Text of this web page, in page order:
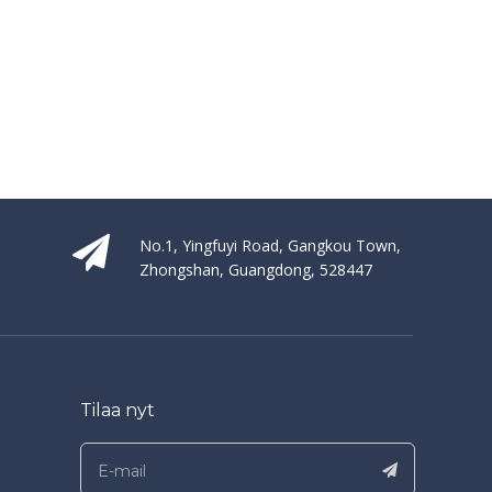
No.1, Yingfuyi Road, Gangkou Town,
Zhongshan, Guangdong, 528447
Tilaa nyt